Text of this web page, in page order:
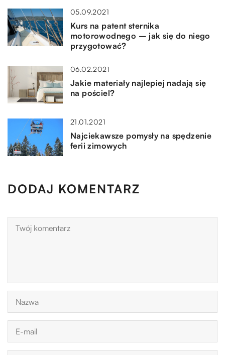
05.09.2021
Kurs na patent sternika
motorowodnego – jak się do niego
przygotować?
06.02.2021
Jakie materiały najlepiej nadają się
na pościel?
21.01.2021
Najciekawsze pomysły na spędzenie
ferii zimowych
DODAJ KOMENTARZ